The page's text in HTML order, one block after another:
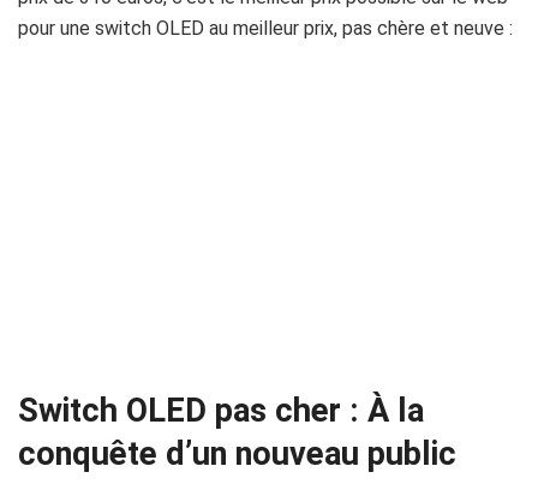
pour une switch OLED au meilleur prix, pas chère et neuve :
Switch OLED pas cher : À la
conquête d’un nouveau public